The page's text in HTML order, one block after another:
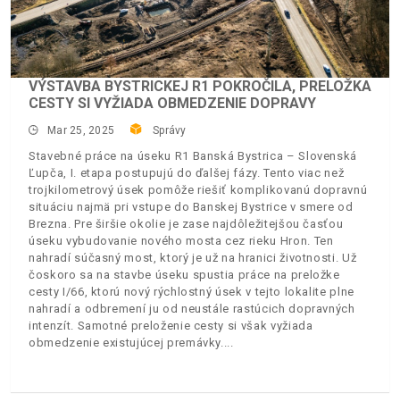
VÝSTAVBA BYSTRICKEJ R1 POKROČILA, PRELOŽKA
CESTY SI VYŽIADA OBMEDZENIE DOPRAVY
Mar 25, 2025 Správy
Stavebné práce na úseku R1 Banská Bystrica – Slovenská
Ľupča, I. etapa postupujú do ďalšej fázy. Tento viac než
trojkilometrový úsek pomôže riešiť komplikovanú dopravnú
situáciu najmä pri vstupe do Banskej Bystrice v smere od
Brezna. Pre širšie okolie je zase najdôležitejšou časťou
úseku vybudovanie nového mosta cez rieku Hron. Ten
nahradí súčasný most, ktorý je už na hranici životnosti. Už
čoskoro sa na stavbe úseku spustia práce na preložke
cesty I/66, ktorú nový rýchlostný úsek v tejto lokalite plne
nahradí a odbremení ju od neustále rastúcich dopravných
intenzít. Samotné preloženie cesty si však vyžiada
obmedzenie existujúcej premávky.